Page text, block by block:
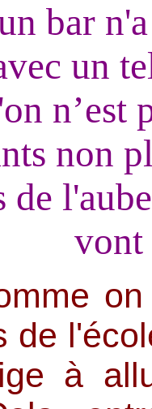
bar
un
n’est
non
de
de
à